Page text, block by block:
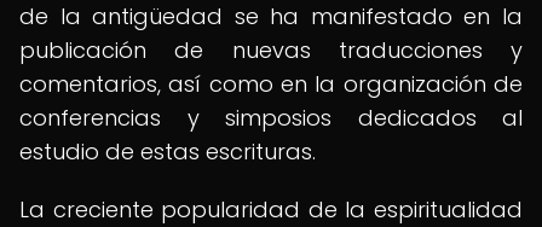
de la antigüedad se ha manifestado en la
publicación de nuevas traducciones y
comentarios, así como en la organización de
conferencias y simposios dedicados al
estudio de estas escrituras.
La creciente popularidad de la espiritualidad